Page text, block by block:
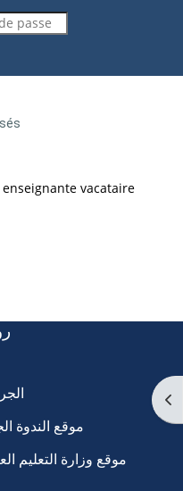
recherche
vacataire
موقع الندوة
موقع وزارة التعليم